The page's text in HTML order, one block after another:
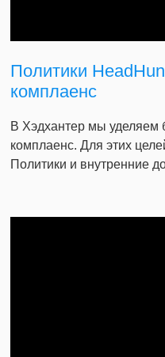
Политики
комплаенс
В Хэдхантер мы
комплаенс. Для этих
Политики и внутренние